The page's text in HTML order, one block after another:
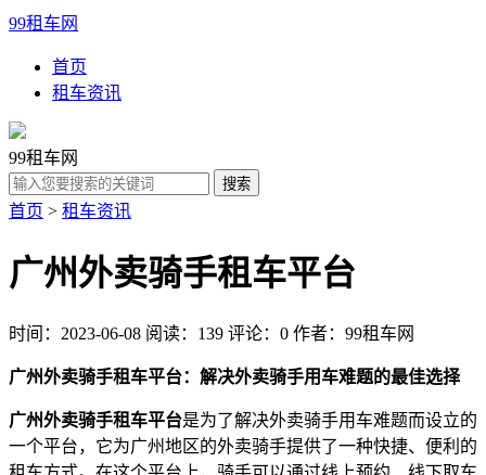
99租车网
首页
租车资讯
99租车网
首页 > 租车资讯
广州外卖骑手租车平台
时间：2023-06-08 阅读：139 评论：0 作者：99租车网
广州外卖骑手租车平台：解决外卖骑手用车难题的最佳选择
广州外卖骑手租车平台是为了解决外卖骑手用车难题而设立的
一个平台，它为广州地区的外卖骑手提供了一种快捷、便利的